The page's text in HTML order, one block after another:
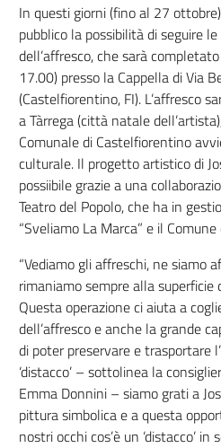
In questi giorni (fino al 27
pubblico la possibilità di seguire le
dell’affresco, che sarà
17.00) presso la Cappella di Via
(Castelfiorentino, FI). L’affresco
a Tàrrega (città natale
Comunale di Castelfiorentino
culturale. Il progetto artistico di
possiibile grazie a una
Teatro del Popolo, che ha in
“Sveliamo La Marca” e il
“Vediamo gli affreschi, ne siamo
rimaniamo sempre alla
Questa operazione ci aiuta a
dell’affresco e anche la grande
di poter preservare e trasportare
‘distacco’ – sottolinea la
Emma Donnini – siamo grati a
pittura simbolica e a questa
nostri occhi cos’è un ‘distacco’